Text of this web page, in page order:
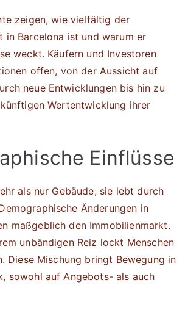
zeigen, wie vielfältig der
in Barcelona ist und warum er
weckt. Käufern und Investoren
offen, von der Aussicht auf
neue Entwicklungen bis hin zu
Wertentwicklung ihrer
Einflüsse
als nur Gebäude; sie lebt durch
Änderungen in
maßgeblich den Immobilienmarkt.
unbändigen Reiz lockt Menschen
Diese Mischung bringt Bewegung in
sowohl auf Angebots- als auch